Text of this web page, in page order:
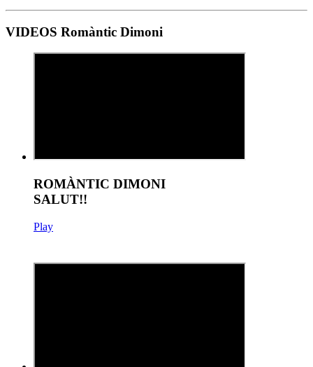
VIDEOS Romàntic Dimoni
ROMÀNTIC DIMONI
SALUT!!
Play